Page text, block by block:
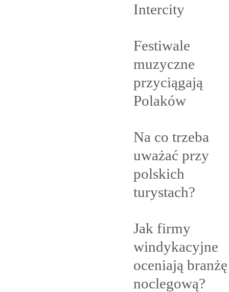
Intercity
Festiwale
muzyczne
przyciągają
Polaków
Na co trzeba
uważać przy
polskich
turystach?
Jak firmy
windykacyjne
oceniają branżę
noclegową?